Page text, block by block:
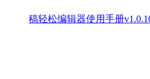
稿轻松编辑器使用手册